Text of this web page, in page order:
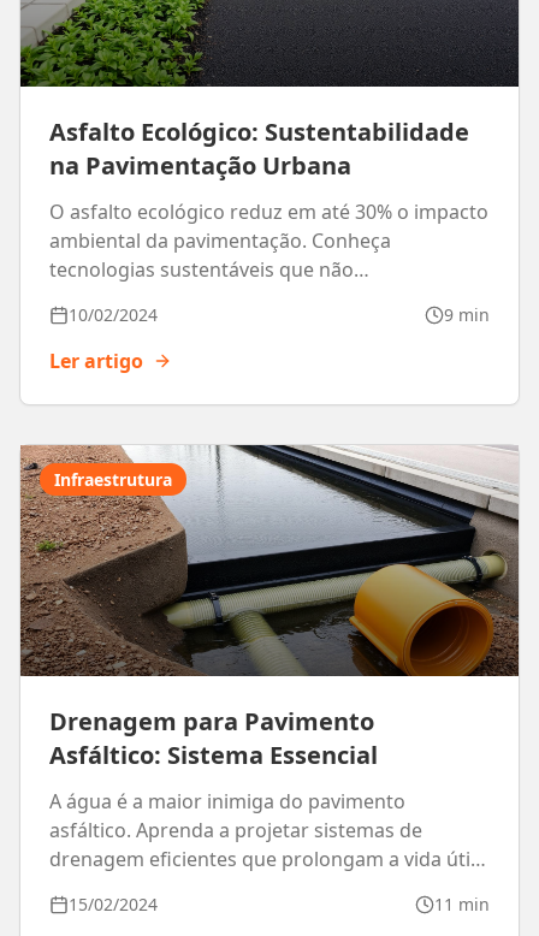
Asfalto Ecológico: Sustentabilidade
na Pavimentação Urbana
O asfalto ecológico reduz em até 30% o impacto
ambiental da pavimentação. Conheça
tecnologias sustentáveis que não
10/02/2024 9 min
Ler artigo
Infraestrutura
Drenagem para Pavimento
Asfáltico: Sistema Essencial
A água é a maior inimiga do pavimento
asfáltico. Aprenda a projetar sistemas de
drenagem eficientes que prolongam a vida útil
15/02/2024 11 min